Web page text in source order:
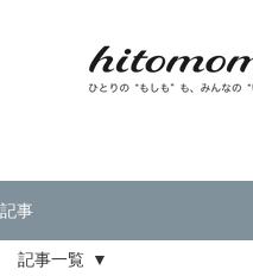
記事
記事一覧